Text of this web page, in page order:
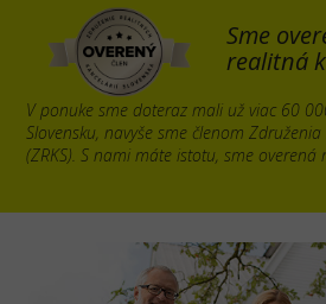
Sme
realitná
V ponuke sme doteraz mali už viac 60
Slovensku, navyše sme členom
(ZRKS). S nami máte istotu, sme overená